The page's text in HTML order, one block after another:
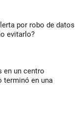
por robo de datos
evitarlo?
en un centro
terminó en una